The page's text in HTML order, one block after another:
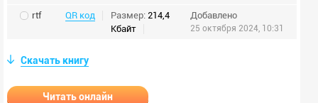
rtf QR код Размер: 214,4
Кбайт
Добавлено
25 октября 2024, 10:31
Скачать книгу
Читать онлайн